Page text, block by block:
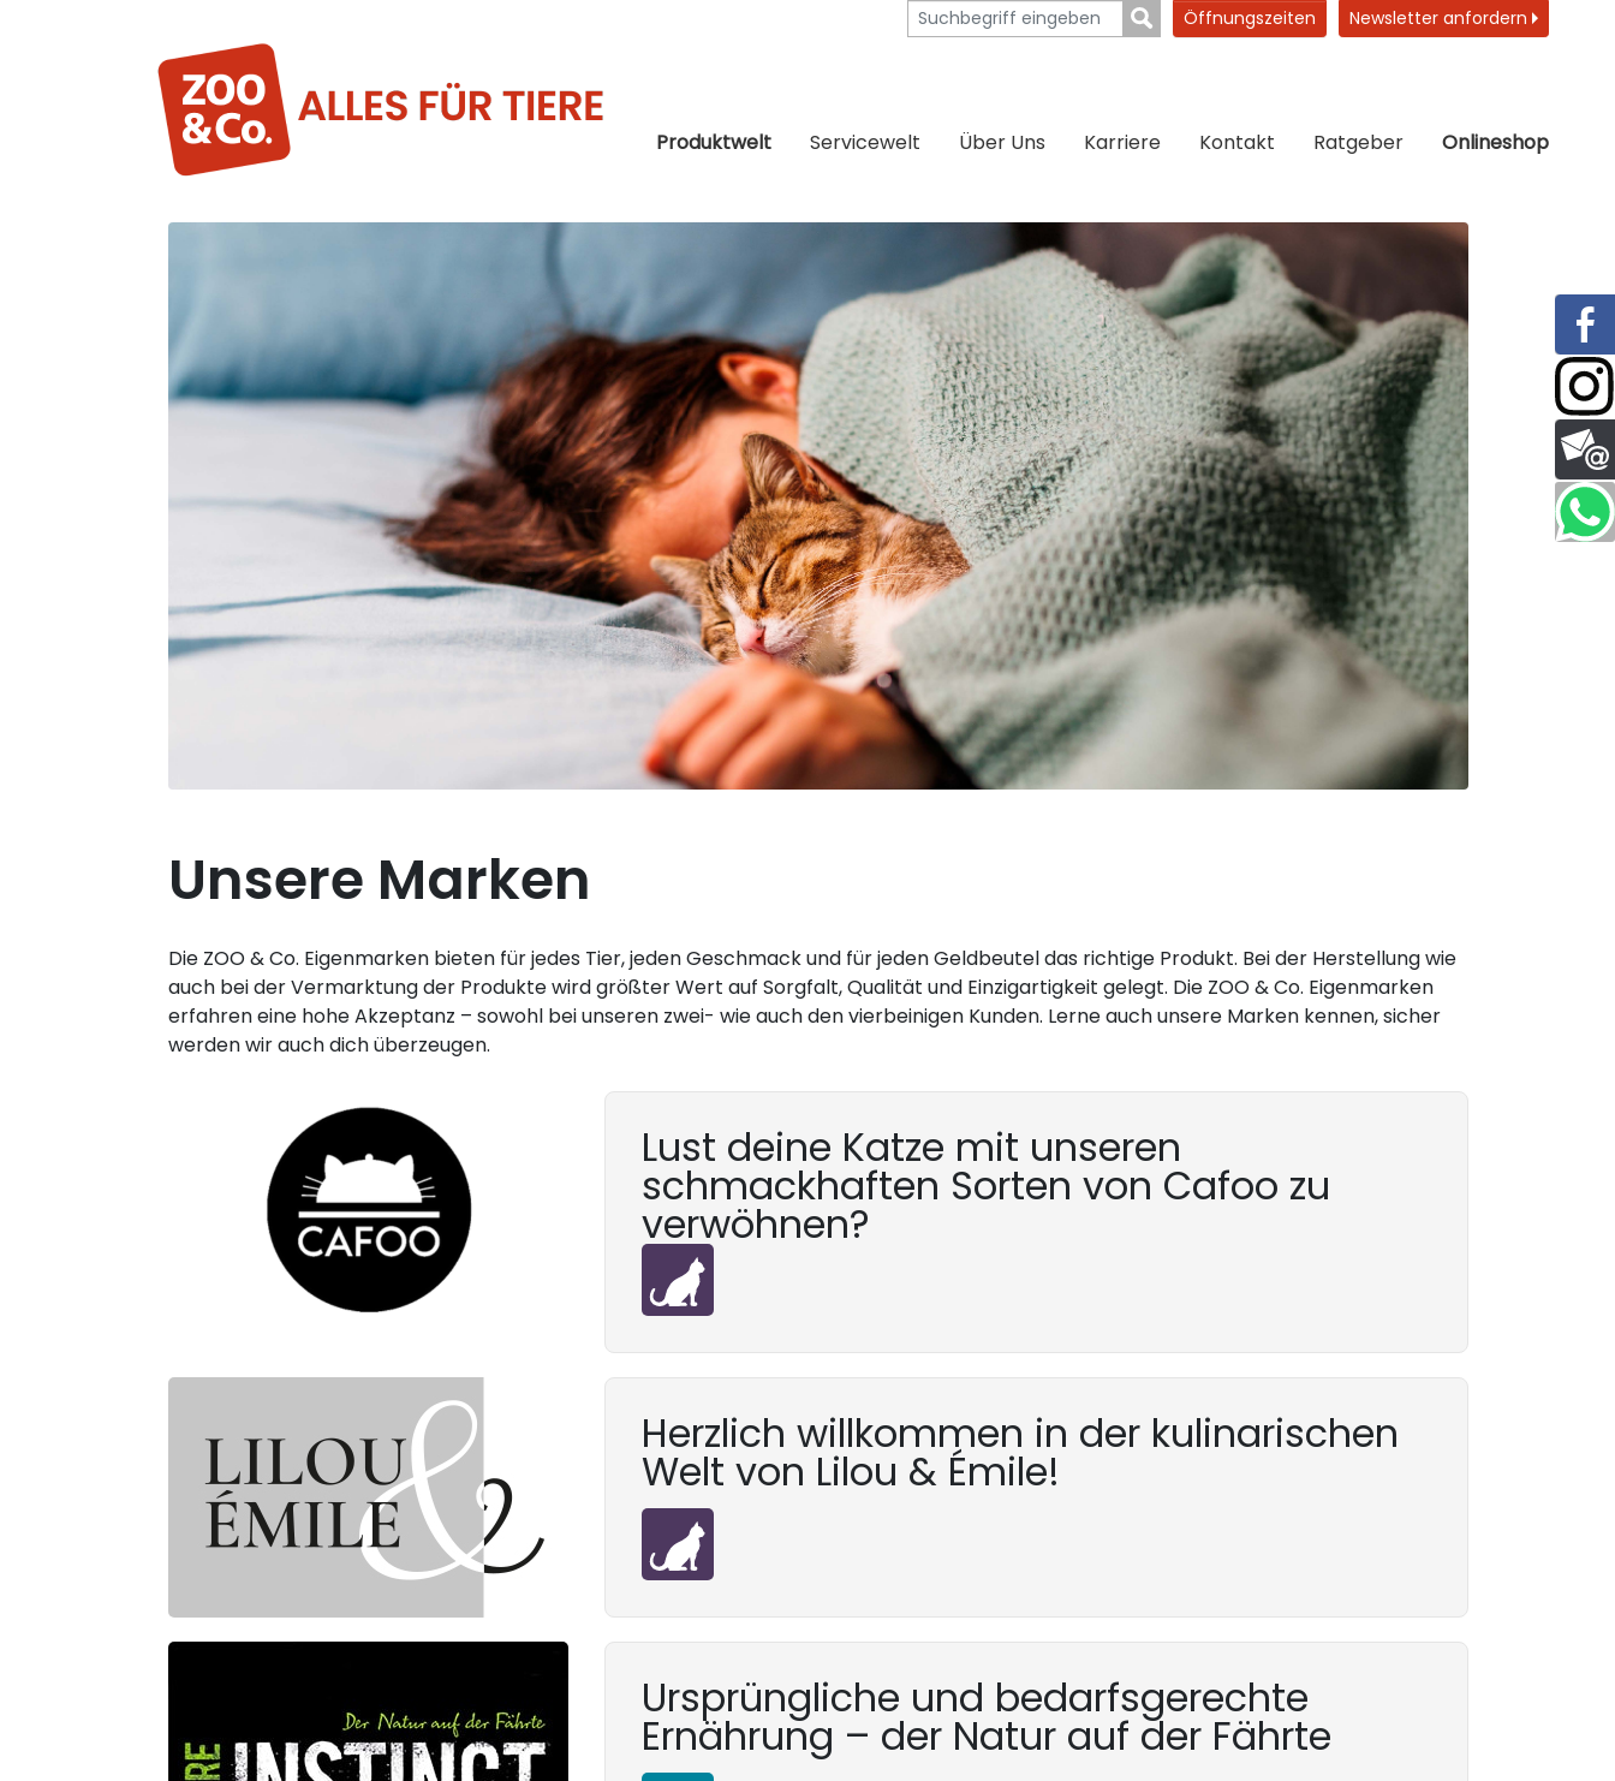
Öffnungszeiten Newsletter anfordern
Produktwelt Servicewelt Über Uns Karriere Kontakt Ratgeber Onlineshop
Unsere Marken
Die ZOO & Co. Eigenmarken bieten für jedes Tier, jeden Geschmack und für jeden Geldbeutel das richtige Produkt. Bei der Herstellung wie
auch bei der Vermarktung der Produkte wird größter Wert auf Sorgfalt, Qualität und Einzigartigkeit gelegt. Die ZOO & Co. Eigenmarken
erfahren eine hohe Akzeptanz – sowohl bei unseren zwei- wie auch den vierbeinigen Kunden. Lerne auch unsere Marken kennen, sicher
werden wir auch dich überzeugen.
Lust deine Katze mit unseren
schmackhaften Sorten von Cafoo zu
verwöhnen?
Herzlich willkommen in der kulinarischen
Welt von Lilou & Émile!
Ursprüngliche und bedarfsgerechte
Ernährung – der Natur auf der Fährte